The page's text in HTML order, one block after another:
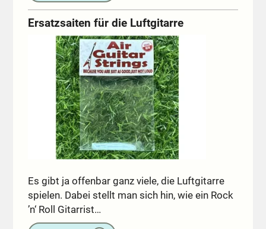
Ersatzsaiten für die Luftgitarre
Es gibt ja offenbar ganz viele, die Luftgitarre
spielen. Dabei stellt man sich hin, wie ein Rock
’n‘ Roll Gitarrist…